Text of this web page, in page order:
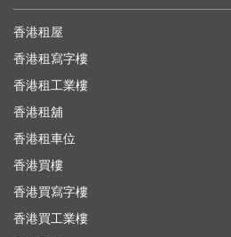
香港租屋
香港租寫字樓
香港租工業樓
香港租舖
香港租車位
香港買樓
香港買寫字樓
香港買工業樓